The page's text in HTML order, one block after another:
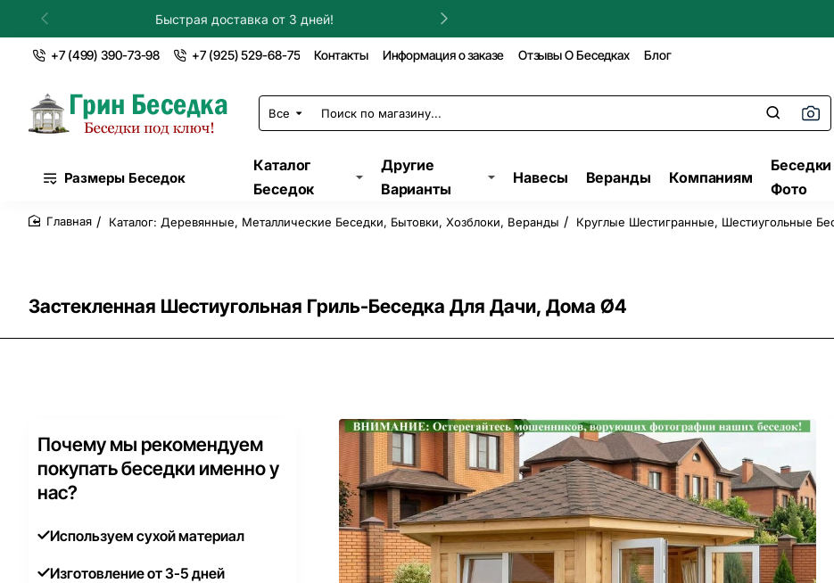
Установка в течение дня!
+7 (499) 390-73-98 +7 (925) 529-68-75 Контакты Информация о заказе Отзывы О Беседках Блог
Все
Поиск
по
Размеры Беседок
Каталог
Беседок
Другие
Варианты
Навесы Веранды Компаниям
Беседки
Фото
Застекленная Шестиугольная Гриль-Беседка Для Дачи, Дома Ø4
Каталог: Деревянные, Металлические Беседки, Бытовки, Хозблоки, Веранды Круглые Шестигранные, Шестиугольные
Почему мы рекомендуем
покупать беседки именно у
нас?
Используем сухой материал
Изготовление от 3-5 дней